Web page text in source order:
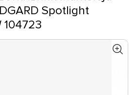
Spotlight
104723